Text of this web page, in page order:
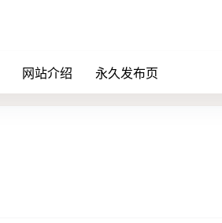
网站介绍 永久发布页